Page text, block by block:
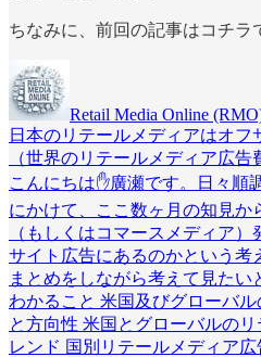
ちなみに、前回の記事はコチラ
Retail Media Online
日本のリテールメディアはオフ
（世界のリテールメディア広告
こんにちは✋廣瀬です。日々順
にかけて、ここ数ヶ月の知見か
（もしくはコマースメディア
サイト広告にあるのかという考
まとめをしながら考えて見た
わかること 米国及びグローバ
と方向性 米国とグローバルの
レンド 国別リテールメディア